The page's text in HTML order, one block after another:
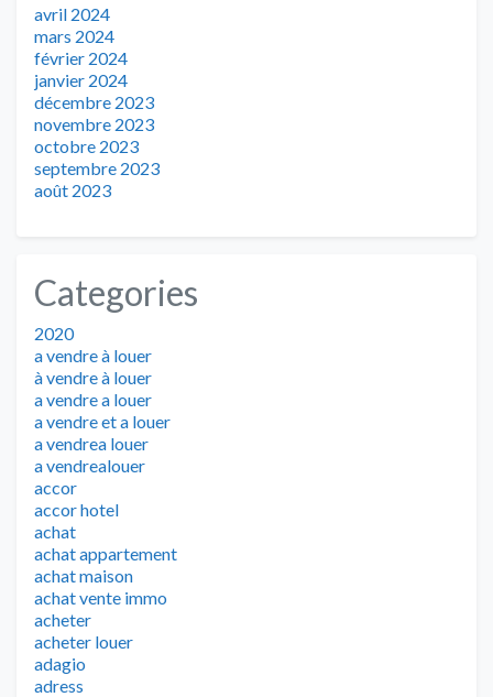
avril 2024
mars 2024
février 2024
janvier 2024
décembre 2023
novembre 2023
octobre 2023
septembre 2023
août 2023
Categories
2020
a vendre à louer
à vendre à louer
a vendre a louer
a vendre et a louer
a vendrea louer
a vendrealouer
accor
accor hotel
achat
achat appartement
achat maison
achat vente immo
acheter
acheter louer
adagio
adress